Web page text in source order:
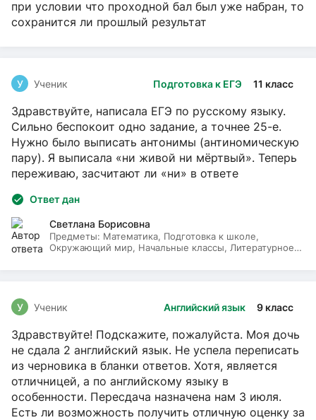
при условии что проходной бал был уже набран, то
сохранится ли прошлый результат
Подготовка к ЕГЭ 11 класс
У Ученик
Здравствуйте, написала ЕГЭ по русскому языку.
Сильно беспокоит одно задание, а точнее 25-е.
Нужно было выписать антонимы (антиномическую
пару). Я выписала «ни живой ни мёртвый». Теперь
переживаю, засчитают ли «ни» в ответе
Ответ дан
Светлана Борисовна
Предметы: Математика, Подготовка к школе,
Окружающий мир, Начальные классы, Литературное
Английский язык 9 класс
У Ученик
Здравствуйте! Подскажите, пожалуйста. Моя дочь
не сдала 2 английский язык. Не успела переписать
из черновика в бланки ответов. Хотя, является
отличницей, а по английскому языку в
особенности. Пересдача назначена нам 3 июля.
Есть ли возможность получить отличную оценку за